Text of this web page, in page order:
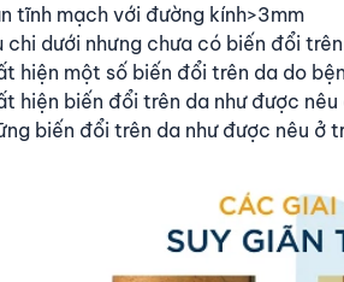
tĩnh mạch với đường kính>3mm
chi dưới nhưng chưa có biến đổi
hiện một số biến đổi trên da do
hiện biến đổi trên da như được
biến đổi trên da như được nêu ở